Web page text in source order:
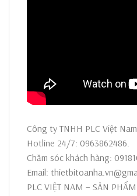
Công ty TNHH PLC Việt Nam
Hotline 24/7: 0963862486.
Chăm sóc khách hàng:
Email:
PLC VIỆT NAM – SẢN